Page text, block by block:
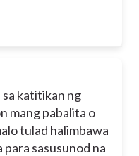
katitikan ng
mang pabalita o
tulad halimbawa
sasusunod na